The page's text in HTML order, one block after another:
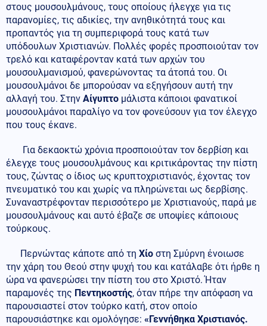
στους μουσουλμάνους, τους οποίους ήλεγχε για τις
παρανομίες, τις αδικίες, την ανηθικότητά τους και
προπαντός για τη συμπεριφορά τους κατά των
υπόδουλων Χριστιανών. Πολλές φορές προσποιούταν τον
τρελό και καταφέρονταν κατά των αρχών του
μουσουλμανισμού, φανερώνοντας τα άτοπά του. Οι
μουσουλμάνοι δε μπορούσαν να εξηγήσουν αυτή την
αλλαγή του. Στην Αίγυπτο μάλιστα κάποιοι φανατικοί
μουσουλμάνοι παραλίγο να τον φονεύσουν για τον έλεγχο
που τους έκανε.
Για δεκαοκτώ χρόνια προσποιούταν τον δερβίση και
έλεγχε τους μουσουλμάνους και κριτικάροντας την πίστη
τους, ζώντας ο ίδιος ως κρυπτοχριστιανός, έχοντας τον
πνευματικό του και χωρίς να πληρώνεται ως δερβίσης.
Συναναστρέφονταν περισσότερο με Χριστιανούς, παρά με
μουσουλμάνους και αυτό έβαζε σε υποψίες κάποιους
τούρκους.
Περνώντας κάποτε από τη Χίο στη Σμύρνη ένοιωσε
την χάρη του Θεού στην ψυχή του και κατάλαβε ότι ήρθε η
ώρα να φανερώσει την πίστη του στο Χριστό. Ήταν
παραμονές της Πεντηκοστής, όταν πήρε την απόφαση να
παρουσιαστεί στον τούρκο κατή, στον οποίο
παρουσιάστηκε και ομολόγησε: «Γεννήθηκα Χριστιανός.